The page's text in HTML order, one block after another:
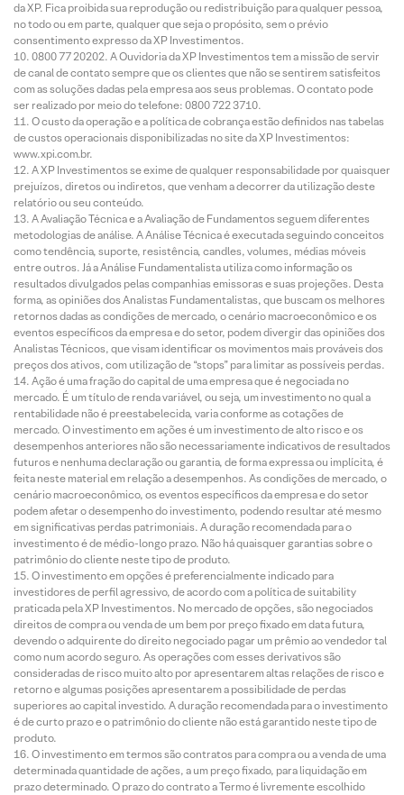
da XP. Fica proibida sua reprodução ou redistribuição para qualquer pessoa,
no todo ou em parte, qualquer que seja o propósito, sem o prévio
consentimento expresso da XP Investimentos.
0800 77 20202. A Ouvidoria da XP Investimentos tem a missão de servir
de canal de contato sempre que os clientes que não se sentirem satisfeitos
com as soluções dadas pela empresa aos seus problemas. O contato pode
ser realizado por meio do telefone: 0800 722 3710.
O custo da operação e a política de cobrança estão definidos nas tabelas
de custos operacionais disponibilizadas no site da XP Investimentos:
www.xpi.com.br.
A XP Investimentos se exime de qualquer responsabilidade por quaisquer
prejuízos, diretos ou indiretos, que venham a decorrer da utilização deste
relatório ou seu conteúdo.
A Avaliação Técnica e a Avaliação de Fundamentos seguem diferentes
metodologias de análise. A Análise Técnica é executada seguindo conceitos
como tendência, suporte, resistência, candles, volumes, médias móveis
entre outros. Já a Análise Fundamentalista utiliza como informação os
resultados divulgados pelas companhias emissoras e suas projeções. Desta
forma, as opiniões dos Analistas Fundamentalistas, que buscam os melhores
retornos dadas as condições de mercado, o cenário macroeconômico e os
eventos específicos da empresa e do setor, podem divergir das opiniões dos
Analistas Técnicos, que visam identificar os movimentos mais prováveis dos
preços dos ativos, com utilização de “stops” para limitar as possíveis perdas.
Ação é uma fração do capital de uma empresa que é negociada no
mercado. É um título de renda variável, ou seja, um investimento no qual a
rentabilidade não é preestabelecida, varia conforme as cotações de
mercado. O investimento em ações é um investimento de alto risco e os
desempenhos anteriores não são necessariamente indicativos de resultados
futuros e nenhuma declaração ou garantia, de forma expressa ou implícita, é
feita neste material em relação a desempenhos. As condições de mercado, o
cenário macroeconômico, os eventos específicos da empresa e do setor
podem afetar o desempenho do investimento, podendo resultar até mesmo
em significativas perdas patrimoniais. A duração recomendada para o
investimento é de médio-longo prazo. Não há quaisquer garantias sobre o
patrimônio do cliente neste tipo de produto.
O investimento em opções é preferencialmente indicado para
investidores de perfil agressivo, de acordo com a política de suitability
praticada pela XP Investimentos. No mercado de opções, são negociados
direitos de compra ou venda de um bem por preço fixado em data futura,
devendo o adquirente do direito negociado pagar um prêmio ao vendedor tal
como num acordo seguro. As operações com esses derivativos são
consideradas de risco muito alto por apresentarem altas relações de risco e
retorno e algumas posições apresentarem a possibilidade de perdas
superiores ao capital investido. A duração recomendada para o investimento
é de curto prazo e o patrimônio do cliente não está garantido neste tipo de
produto.
O investimento em termos são contratos para compra ou a venda de uma
determinada quantidade de ações, a um preço fixado, para liquidação em
prazo determinado. O prazo do contrato a Termo é livremente escolhido